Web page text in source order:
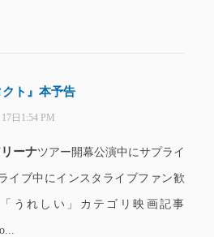
ト』本予告
日1:54 PM
ーナツアー開幕公演中にサプライ
イブ中にインスタライブファン歓
うれしい」カテゴリ映画記事